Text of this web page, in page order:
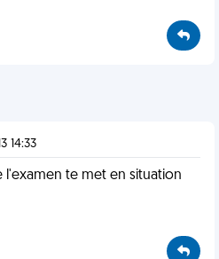
14:33
l'examen te met en situation